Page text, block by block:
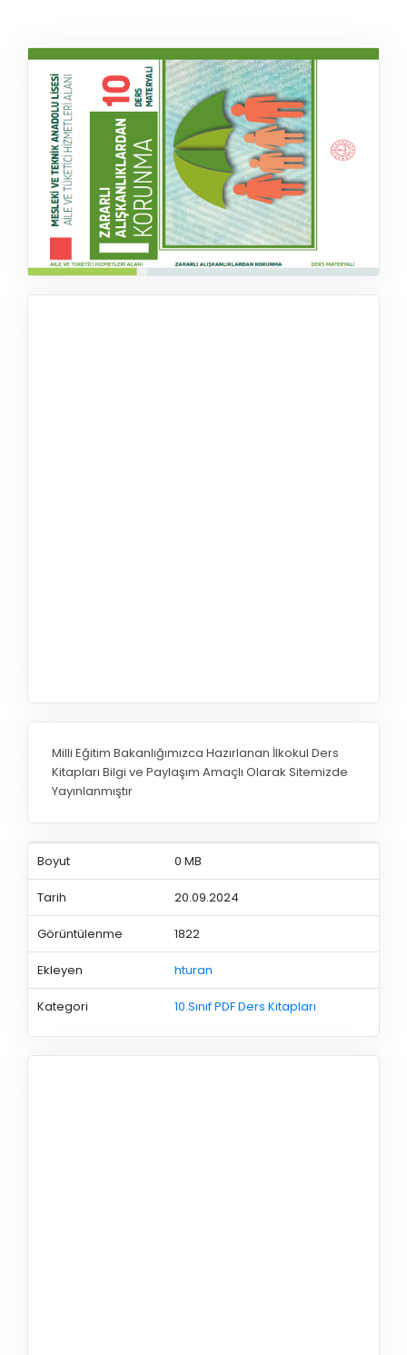
Milli Eğitim Bakanlığımızca Hazırlanan İlkokul Ders
Kitapları Bilgi ve Paylaşım Amaçlı Olarak Sitemizde
Yayınlanmıştır
Boyut 0 MB
Tarih 20.09.2024
Görüntülenme 1822
Ekleyen hturan
Kategori 10.Sınıf PDF Ders Kitapları